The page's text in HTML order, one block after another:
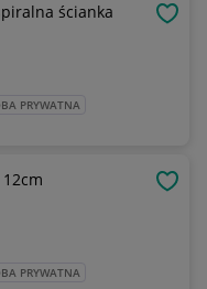
ścianka
PRYWATNA
PRYWATNA